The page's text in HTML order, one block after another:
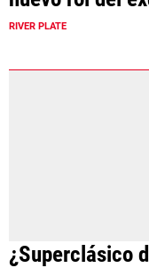
RIVER PLATE
¿Superclásico